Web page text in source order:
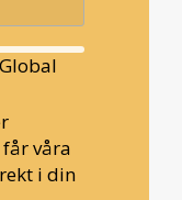
våra
i din